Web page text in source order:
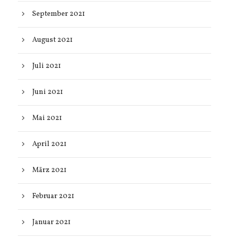
September 2021
August 2021
Juli 2021
Juni 2021
Mai 2021
April 2021
März 2021
Februar 2021
Januar 2021